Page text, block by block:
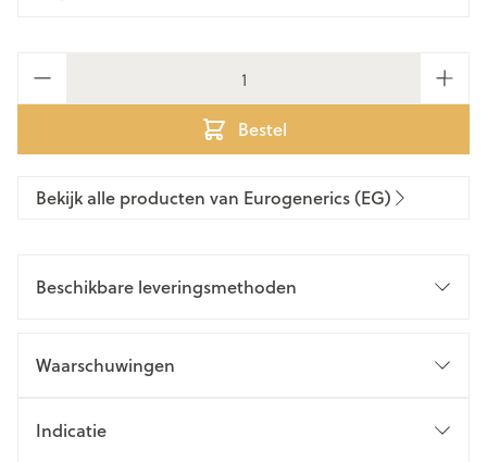
Bestel
Bekijk alle producten van Eurogenerics (EG)
Beschikbare leveringsmethoden
Waarschuwingen
Indicatie